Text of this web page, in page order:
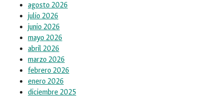
agosto 2026
julio 2026
junio 2026
mayo 2026
abril 2026
marzo 2026
febrero 2026
enero 2026
diciembre 2025